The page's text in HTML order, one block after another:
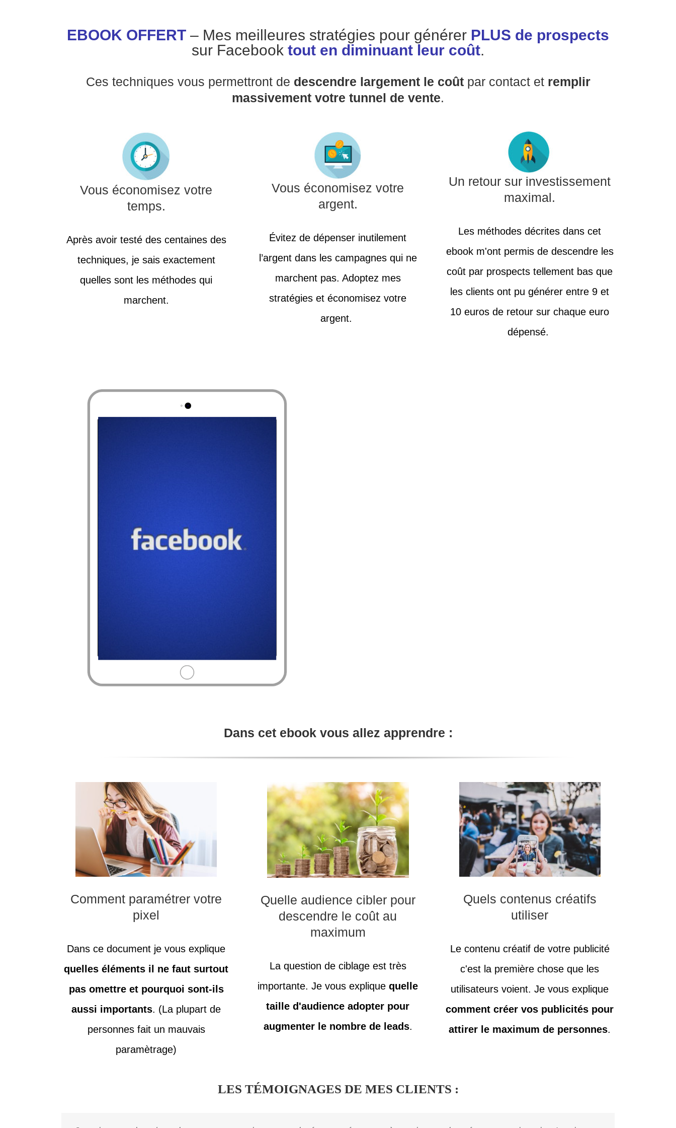
EBOOK OFFERT – Mes meilleures stratégies pour générer PLUS de prospects
sur Facebook tout en diminuant leur coût.
Ces techniques vous permettront de descendre largement le coûtpar contact et remplir
massivement votre tunnel de vente.
Vous économisez votre
temps.
Après avoir testé des centaines des
techniques, je sais exactement
quelles sont les méthodes qui
marchent.
Vous économisez votre
argent.
Évitez de dépenser inutilement
l’argent dans les campagnes qui ne
marchent pas. Adoptez mes
stratégies et économisez votre
argent.
Un retour sur investissement
maximal.
Les méthodes décrites dans cet
ebook m'ont permis de descendre les
coût par prospects tellement bas que
les clients ont pu générer entre 9 et
10 euros de retour sur chaque euro
dépensé.
Dans cet ebook vous allez apprendre :
Comment paramétrer votre
pixel
Dans ce document je vous explique
quelles éléments il ne faut surtout
pas omettre et pourquoi sont-ils
aussi importants. (La plupart de
personnes fait un mauvais
paramètrage)
Quelle audience cibler pour
descendre le coût au
maximum
La question de ciblage est très
importante. Je vous expliquequelle
taille d'audience adopter pour
augmenter le nombre de leads.
Quels contenus créatifs
utiliser
Le contenu créatif de votre publicité
c'est la première chose que les
utilisateurs voient. Je vous explique
comment créer vos publicités pour
attirer le maximum de personnes.
LES TÉMOIGNAGES DE MES CLIENTS :